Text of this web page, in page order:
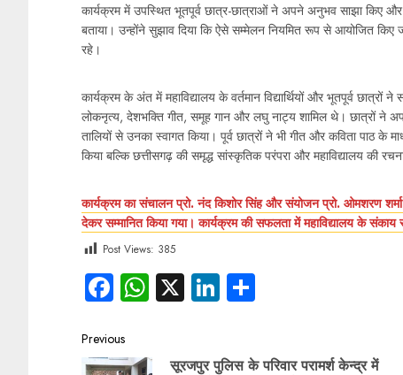
कार्यक्रम में उपस्थित भूतपूर्व छात्र-छात्राओं ने अपने अनुभव साझा किए और
बताया। उन्होंने सुझाव दिया कि ऐसे सम्मेलन नियमित रूप से आयोजित किए
रहे।
कार्यक्रम के अंत में महाविद्यालय के वर्तमान विद्यार्थियों और भूतपूर्व
लोकनृत्य, देशभक्ति गीत, समूह गान और लघु नाट्य शामिल थे। छात्रों ने
तालियों से उनका स्वागत किया। पूर्व छात्रों ने भी गीत और कविता पाठ
किया बल्कि छत्तीसगढ़ की समृद्ध सांस्कृतिक परंपरा और महाविद्यालय की
कार्यक्रम का संचालन प्रो. नंद किशोर सिंह और संयोजन प्रो. ओमशरण
देकर सम्मानित किया गया। कार्यक्रम की सफलता में महाविद्यालय के संकाय
Post Views: 385
Facebook
WhatsApp
X LinkedIn
Previous
सूरजपुर पुलिस के परिवार परामर्श केन्द्र में